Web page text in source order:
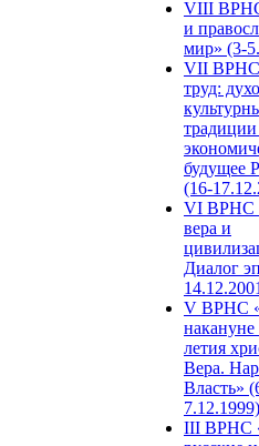
VIII
и
мир» (3-
VII ВРНС
труд:
будущее
(16-
VI ВРНС
вера и
Диалог
V ВРНС
накануне
летия
Вера.
Власть»
7.12.1999)
III ВРНС